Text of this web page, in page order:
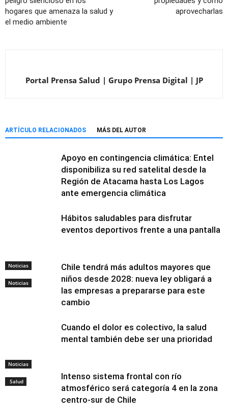
hogares que amenaza la salud y
el medio ambiente
aprovecharlas
Portal Prensa Salud | Grupo Prensa Digital | JP
ARTÍCULO RELACIONADOS MÁS DEL AUTOR
Noticias
Apoyo en contingencia climática: Entel
disponibiliza su red satelital desde la
Región de Atacama hasta Los Lagos
ante emergencia climática
Noticias
Hábitos saludables para disfrutar
eventos deportivos frente a una pantalla
Noticias
Chile tendrá más adultos mayores que
niños desde 2028: nueva ley obligará a
las empresas a prepararse para este
cambio
Salud
Cuando el dolor es colectivo, la salud
mental también debe ser una prioridad
Intenso sistema frontal con río
atmosférico será categoría 4 en la zona
centro-sur de Chile